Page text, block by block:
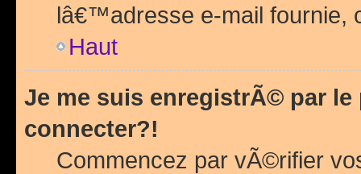
lâ€™adresse e-mail fournie,
Haut
Je me suis enregistrÃ© par
connecter?!
Commencez par vÃ©rifier